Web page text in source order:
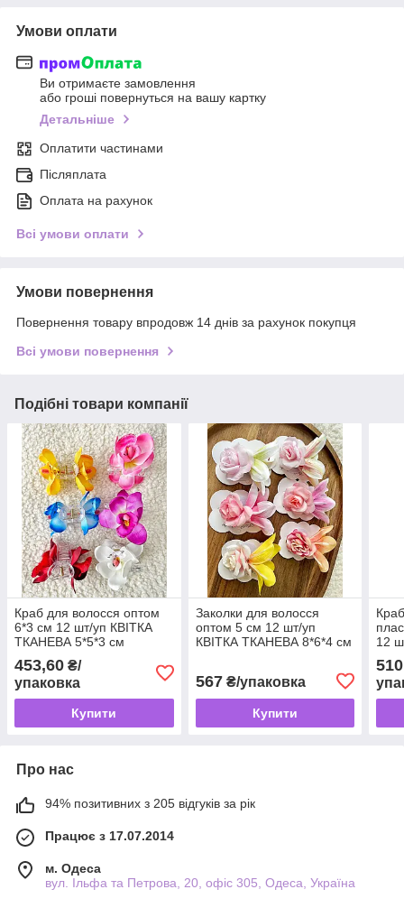
Умови оплати
Ви отримаєте замовлення
або гроші повернуться на вашу картку
Детальніше
Оплатити частинами
Післяплата
Оплата на рахунок
Всі умови оплати
Умови повернення
Повернення товару впродовж 14 днів за рахунок покупця
Всі умови повернення
Подібні товари компанії
Краб для волосся оптом
6*3 см 12 шт/уп КВІТКА
ТКАНЕВА 5*5*3 см
453,60 ₴/
упаковка
Купити
Заколки для волосся
оптом 5 см 12 шт/уп
КВІТКА ТКАНЕВА 8*6*4 см
567₴/упаковка
Купити
12
Про нас
94% позитивних з 205 відгуків за рік
Працює з 17.07.2014
м. Одеса
вул. Ільфа та Петрова, 20, офіс 305, Одеса, Україна